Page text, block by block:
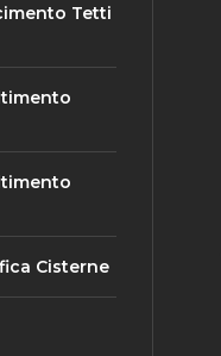
Tetti
Cisterne